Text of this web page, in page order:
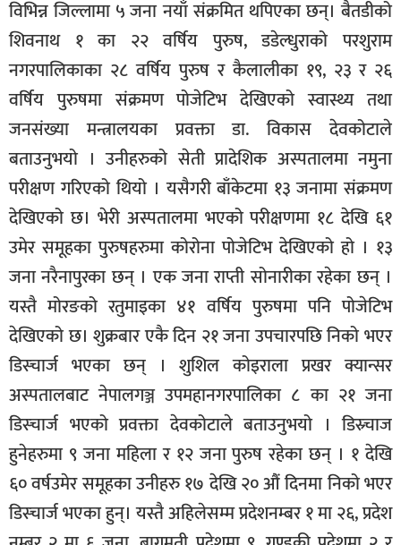
जीवनशैली
साहित्य
सूचना-
प्रवधि
विभिन्न जिल्लामा ५ जना नयाँ संक्रमित थपिएका छन्। बैतडीको
शिवनाथ १ का २२ वर्षिय पुरुष, डडेल्धुराको परशुराम
नगरपालिकाका २८ वर्षिय पुरुष र कैलालीका १९, २३ र २६
वर्षिय पुरुषमा संक्रमण पोजेटिभ देखिएको स्वास्थ्य तथा
जनसंख्या मन्त्रालयका प्रवक्ता डा. विकास देवकोटाले
बताउनुभयो । उनीहरुको सेती प्रादेशिक अस्पतालमा नमुना
परीक्षण गरिएको थियो । यसैगरी बाँकेटमा १३ जनामा संक्रमण
देखिएको छ। भेरी अस्पतालमा भएको परीक्षणमा १८ देखि ६१
उमेर समूहका पुरुषहरुमा कोरोना पोजेटिभ देखिएको हो । १३
जना नरैनापुरका छन् । एक जना राप्ती सोनारीका रहेका छन् ।
यस्तै मोरङको रतुमाइका ४१ वर्षिय पुरुषमा पनि पोजेटिभ
देखिएको छ। शुक्रबार एकै दिन २१ जना उपचारपछि निको भएर
डिस्चार्ज भएका छन् । शुशिल कोइराला प्रखर क्यान्सर
अस्पतालबाट नेपालगञ्ज उपमहानगरपालिका ८ का २१ जना
डिस्चार्ज भएको प्रवक्ता देवकोटाले बताउनुभयो । डिस्र्चाज
हुनेहरुमा ९ जना महिला र १२ जना पुरुष रहेका छन् । १ देखि
६० वर्षउमेर समूहका उनीहरु १७ देखि २० औं दिनमा निको भएर
डिस्चार्ज भएका हुन्। यस्तै अहिलेसम्म प्रदेशनम्बर १ मा २६, प्रदेश